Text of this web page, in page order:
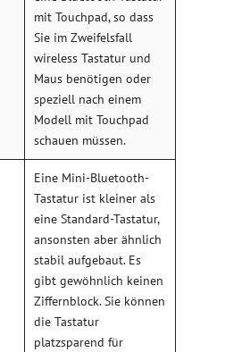
mit Touchpad, so dass
Sie im Zweifelsfall
wireless Tastatur und
Maus benötigen oder
speziell nach einem
Modell mit Touchpad
schauen müssen.
Eine Mini-Bluetooth-
Tastatur ist kleiner als
eine Standard-Tastatur,
ansonsten aber ähnlich
stabil aufgebaut. Es
gibt gewöhnlich keinen
Ziffernblock. Sie können
die Tastatur
platzsparend für